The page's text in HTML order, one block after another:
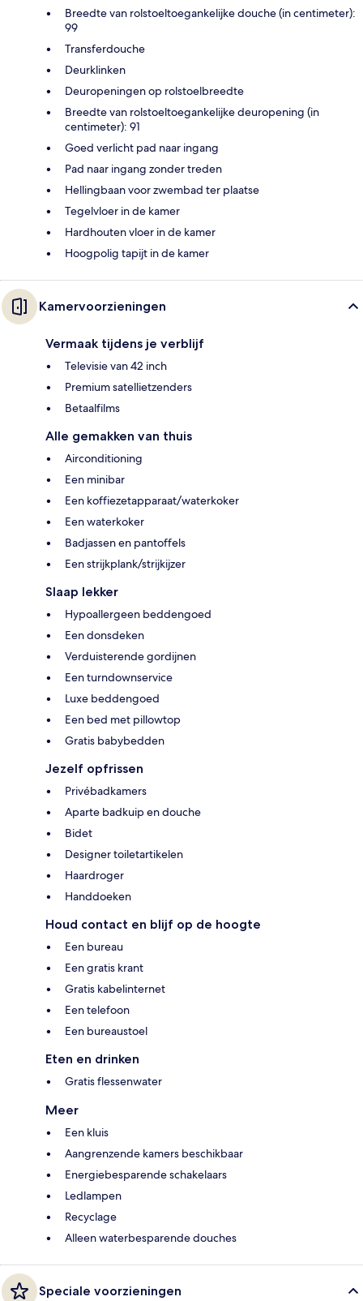
Breedte van rolstoeltoegankelijke douche (in centimeter):
99
Transferdouche
Deurklinken
Deuropeningen op rolstoelbreedte
Breedte van rolstoeltoegankelijke deuropening (in
centimeter): 91
Goed verlicht pad naar ingang
Pad naar ingang zonder treden
Hellingbaan voor zwembad ter plaatse
Tegelvloer in de kamer
Hardhouten vloer in de kamer
Hoogpolig tapijt in de kamer
Kamervoorzieningen
Vermaak tijdens je verblijf
Televisie van 42 inch
Premium satellietzenders
Betaalfilms
Alle gemakken van thuis
Airconditioning
Een minibar
Een koffiezetapparaat/waterkoker
Een waterkoker
Badjassen en pantoffels
Een strijkplank/strijkijzer
Slaap lekker
Hypoallergeen beddengoed
Een donsdeken
Verduisterende gordijnen
Een turndownservice
Luxe beddengoed
Een bed met pillowtop
Gratis babybedden
Jezelf opfrissen
Privébadkamers
Aparte badkuip en douche
Bidet
Designer toiletartikelen
Haardroger
Handdoeken
Houd contact en blijf op de hoogte
Een bureau
Een gratis krant
Gratis kabelinternet
Een telefoon
Een bureaustoel
Eten en drinken
Gratis flessenwater
Meer
Een kluis
Aangrenzende kamers beschikbaar
Energiebesparende schakelaars
Ledlampen
Recyclage
Alleen waterbesparende douches
Speciale voorzieningen